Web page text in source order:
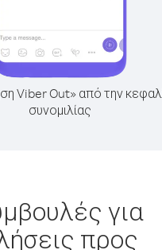
Viber Out» από την
συνομιλίας
για
προς